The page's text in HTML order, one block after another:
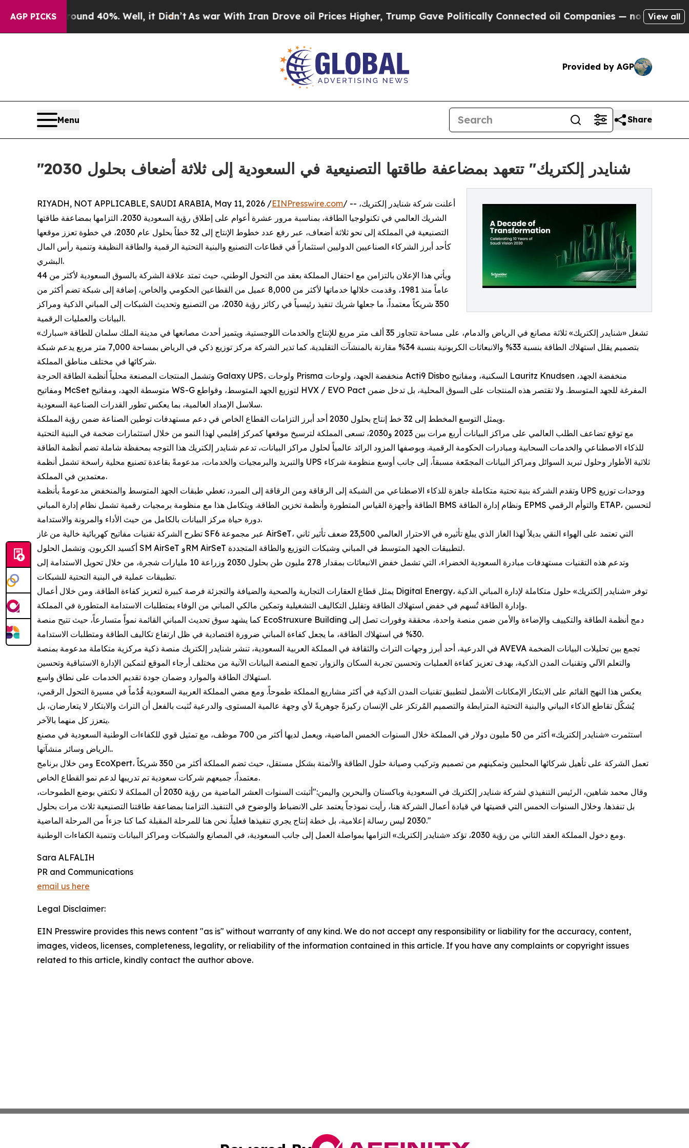
AGP PICKS
Around 40%. Well, it Didn’t As war With Iran Drove oil Prices Higher, Trump Gave Politically Connected oil Companies — not Taxpayers —
View all
Provided by AGP
Menu Share
"شنايدر إلكتريك" تتعهد بمضاعفة طاقتها التصنيعية في السعودية إلى ثلاثة أضعاف بحلول 2030
RIYADH, NOT APPLICABLE, SAUDI ARABIA, May 11, 2026 /EINPresswire.com/ -- أعلنت شركة شنايدر إلكتريك،
الشريك العالمي في تكنولوجيا الطاقة، بمناسبة مرور عشرة أعوام على إطلاق رؤية السعودية 2030، التزامها بمضاعفة طاقتها
التصنيعية في المملكة إلى نحو ثلاثة أضعاف، عبر رفع عدد خطوط الإنتاج إلى 32 خطاً بحلول عام 2030، في خطوة تعزز موقعها
كأحد أبرز الشركاء الصناعيين الدوليين استثماراً في قطاعات التصنيع والبنية التحتية الرقمية والطاقة النظيفة وتنمية رأس المال
البشري.
ويأتي هذا الإعلان بالتزامن مع احتفال المملكة بعقد من التحول الوطني، حيث تمتد علاقة الشركة بالسوق السعودية لأكثر من 44
عاماً منذ 1981، وقدمت خلالها خدماتها لأكثر من 8,000 عميل من القطاعين الحكومي والخاص، إضافة إلى شبكة تضم أكثر من
350 شريكاً معتمداً، ما جعلها شريك تنفيذ رئيسياً في ركائز رؤية 2030، من التصنيع وتحديث الشبكات إلى المباني الذكية ومراكز
البيانات والعمليات الرقمية.
تشغل «شنايدر إلكتريك» ثلاثة مصانع في الرياض والدمام، على مساحة تتجاوز 35 ألف متر مربع للإنتاج والخدمات اللوجستية. ويتميز أحدث مصانعها في مدينة الملك سلمان للطاقة «سبارك»
بتصميم يقلل استهلاك الطاقة بنسبة 33% والانبعاثات الكربونية بنسبة 34% مقارنة بالمنشآت التقليدية. كما تدير الشركة مركز توزيع ذكي في الرياض بمساحة 7,000 متر مربع يدعم شبكة
شركائها في مختلف مناطق المملكة.
وتشمل المنتجات المصنعة محلياً أنظمة الطاقة الحرجة Galaxy UPS، ولوحات Prisma منخفضة الجهد، ولوحات Acti9 Disbo السكنية، ومفاتيح Lauritz Knudsen منخفضة الجهد،
ومفاتيح McSet متوسطة الجهد، ومفاتيح WS-G لتوزيع الجهد المتوسط، وقواطع HVX / EVO Pact المفرغة للجهد المتوسط. ولا تقتصر هذه المنتجات على السوق المحلية، بل تدخل ضمن
سلاسل الإمداد العالمية، بما يعكس تطور القدرات الصناعية السعودية.
ويمثل التوسع المخطط إلى 32 خط إنتاج بحلول 2030 أحد أبرز التزامات القطاع الخاص في دعم مستهدفات توطين الصناعة ضمن رؤية المملكة.
مع توقع تضاعف الطلب العالمي على مراكز البيانات أربع مرات بين 2023 و2030، تسعى المملكة لترسيخ موقعها كمركز إقليمي لهذا النمو من خلال استثمارات ضخمة في البنية التحتية
للذكاء الاصطناعي والخدمات السحابية ومبادرات الحكومة الرقمية. وبوصفها المزود الرائد عالمياً لحلول مراكز البيانات، تدعم شنايدر إلكتريك هذا التوجه بمحفظة شاملة تضم أنظمة الطاقة
والتبريد والبرمجيات والخدمات، مدعومةً بقاعدة تصنيع محلية راسخة تشمل أنظمة UPS ثلاثية الأطوار وحلول تبريد السوائل ومراكز البيانات المجمّعة مسبقاً، إلى جانب أوسع منظومة شركاء
معتمدين في المملكة.
وتقدم الشركة بنية تحتية متكاملة جاهزة للذكاء الاصطناعي من الشبكة إلى الرقاقة ومن الرقاقة إلى المبرد، تغطي طبقات الجهد المتوسط والمنخفض مدعومةً بأنظمة UPS ووحدات توزيع
الطاقة وأجهزة القياس المتطورة وأنظمة تخزين الطاقة. ويتكامل هذا مع منظومة برمجيات رقمية تشمل نظام إدارة المباني BMS ونظام إدارة الطاقة EPMS والتوأم الرقمي ETAP، لتحسين
دورة حياة مركز البيانات بالكامل من حيث الأداء والمرونة والاستدامة.
تطرح الشركة تقنيات مفاتيح كهربائية خالية من غاز SF6 عبر مجموعة AirSeT، التي تعتمد على الهواء النقي بديلاً لهذا الغاز الذي يبلغ تأثيره في الاحترار العالمي 23,500 ضعف تأثير ثاني
أكسيد الكربون. وتشمل الحلول SM AirSeT وRM AirSeT لتطبيقات الجهد المتوسط في المباني وشبكات التوزيع والطاقة المتجددة.
وتدعم هذه التقنيات مستهدفات مبادرة السعودية الخضراء، التي تشمل خفض الانبعاثات بمقدار 278 مليون طن بحلول 2030 وزراعة 10 مليارات شجرة، من خلال تحويل الاستدامة إلى
تطبيقات عملية في البنية التحتية للشبكات.
يمثل قطاع العقارات التجارية والصحية والضيافة والتجزئة فرصة كبيرة لتعزيز كفاءة الطاقة. ومن خلال أعمال Digital Energy، توفر «شنايدر إلكتريك» حلول متكاملة لإدارة المباني الذكية
وإدارة الطاقة تُسهم في خفض استهلاك الطاقة وتقليل التكاليف التشغيلية وتمكين مالكي المباني من الوفاء بمتطلبات الاستدامة المتطورة في المملكة.
كما يشهد سوق تحديث المباني القائمة نمواً متسارعاً، حيث تتيح منصة EcoStruxure Building دمج أنظمة الطاقة والتكييف والإضاءة والأمن ضمن منصة واحدة، محققة وفورات تصل إلى
30% في استهلاك الطاقة، ما يجعل كفاءة المباني ضرورة اقتصادية في ظل ارتفاع تكاليف الطاقة ومتطلبات الاستدامة.
في الدرعية، أحد أبرز وجهات التراث والثقافة في المملكة العربية السعودية، تنشر شنايدر إلكتريك منصة ذكية مركزية متكاملة مدعومة بمنصة AVEVA تجمع بين تحليلات البيانات الضخمة
والتعلم الآلي وتقنيات المدن الذكية، بهدف تعزيز كفاءة العمليات وتحسين تجربة السكان والزوار. تجمع المنصة البيانات الآنية من مختلف أرجاء الموقع لتمكين الإدارة الاستباقية وتحسين
استهلاك الطاقة والموارد وضمان جودة تقديم الخدمات على نطاق واسع.
يعكس هذا النهج القائم على الابتكار الإمكانات الأشمل لتطبيق تقنيات المدن الذكية في أكثر مشاريع المملكة طموحاً. ومع مضي المملكة العربية السعودية قُدُماً في مسيرة التحول الرقمي،
يُشكّل تقاطع الذكاء البياني والبنية التحتية المترابطة والتصميم المُرتكز على الإنسان ركيزةً جوهريةً لأي وجهة عالمية المستوى. والدرعية تُثبت بالفعل أن التراث والابتكار لا يتعارضان، بل
يتعزز كل منهما بالآخر.
استثمرت «شنايدر إلكتريك» أكثر من 50 مليون دولار في المملكة خلال السنوات الخمس الماضية، ويعمل لديها أكثر من 700 موظف، مع تمثيل قوي للكفاءات الوطنية السعودية في مصنع
الرياض وسائر منشآتها..
ومن خلال برنامج EcoXpert، تعمل الشركة على تأهيل شركائها المحليين وتمكينهم من تصميم وتركيب وصيانة حلول الطاقة والأتمتة بشكل مستقل، حيث تضم المملكة أكثر من 350 شريكاً
معتمداً، جميعهم شركات سعودية تم تدريبها لدعم نمو القطاع الخاص.
وقال محمد شاهين، الرئيس التنفيذي لشركة شنايدر إلكتريك في السعودية وباكستان والبحرين واليمن:"أثبتت السنوات العشر الماضية من رؤية 2030 أن المملكة لا تكتفي بوضع الطموحات،
بل تنفذها. وخلال السنوات الخمس التي قضيتها في قيادة أعمال الشركة هنا، رأيت نموذجاً يعتمد على الانضباط والوضوح في التنفيذ. التزامنا بمضاعفة طاقتنا التصنيعية ثلاث مرات بحلول
2030 ليس رسالة إعلامية، بل خطة إنتاج يجري تنفيذها فعلياً. نحن هنا للمرحلة المقبلة كما كنا جزءاً من المرحلة الماضية."
ومع دخول المملكة العقد الثاني من رؤية 2030، تؤكد «شنايدر إلكتريك» التزامها بمواصلة العمل إلى جانب السعودية، في المصانع والشبكات ومراكز البيانات وتنمية الكفاءات الوطنية.
Sara ALFALIH
PR and Communications
email us here
Legal Disclaimer:
EIN Presswire provides this news content "as is" without warranty of any kind. We do not accept any responsibility or liability for the accuracy, content,
images, videos, licenses, completeness, legality, or reliability of the information contained in this article. If you have any complaints or copyright issues
related to this article, kindly contact the author above.